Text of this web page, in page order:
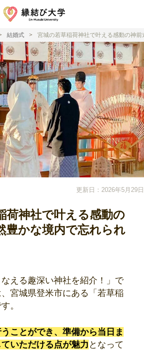
結婚式 宮城の若草稲荷神社で叶える感動の神
更新日：2026年5月29日
荷神社で叶える感動の
豊かな境内で忘れられ
なえる趣深い神社を紹介！」で
宮城県登米市にある「若草稲
。
ことができ、準備から当日ま
いただける点が魅力 となって